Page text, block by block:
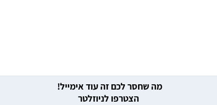
מה שחסר לכם זה עוד אימייל!
הצטרפו לניוזלטר